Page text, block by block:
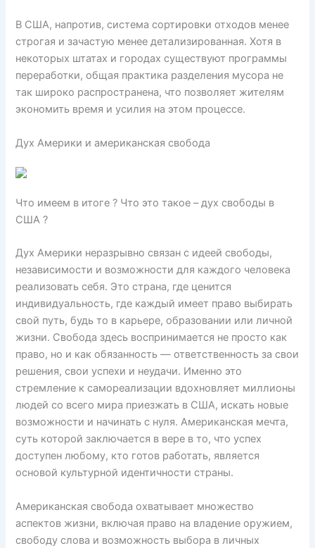
В США, напротив, система сортировки отходов менее
строгая и зачастую менее детализированная. Хотя в
некоторых штатах и городах существуют программы
переработки, общая практика разделения мусора не
так широко распространена, что позволяет жителям
экономить время и усилия на этом процессе.
Дух Америки и американская свобода
Что имеем в итоге ? Что это такое – дух свободы в
США ?
Дух Америки неразрывно связан с идеей свободы,
независимости и возможности для каждого человека
реализовать себя. Это страна, где ценится
индивидуальность, где каждый имеет право выбирать
свой путь, будь то в карьере, образовании или личной
жизни. Свобода здесь воспринимается не просто как
право, но и как обязанность — ответственность за свои
решения, свои успехи и неудачи. Именно это
стремление к самореализации вдохновляет миллионы
людей со всего мира приезжать в США, искать новые
возможности и начинать с нуля. Американская мечта,
суть которой заключается в вере в то, что успех
доступен любому, кто готов работать, является
основой культурной идентичности страны.
Американская свобода охватывает множество
аспектов жизни, включая право на владение оружием,
свободу слова и возможность выбора в личных